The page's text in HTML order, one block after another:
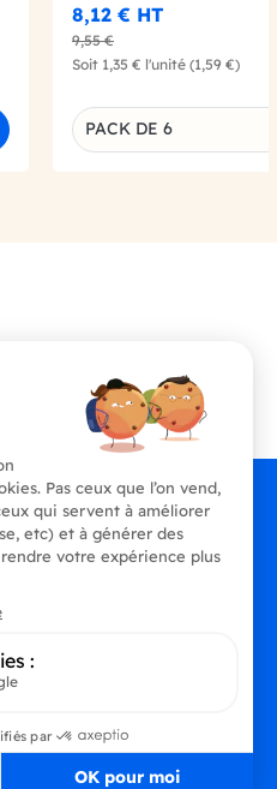
au panier
8,12 € HT
9,55 €
Soit 1,35 € l'unité (1,59 €)
Déclinaison du produit
PACK DE 6
nous
20 80